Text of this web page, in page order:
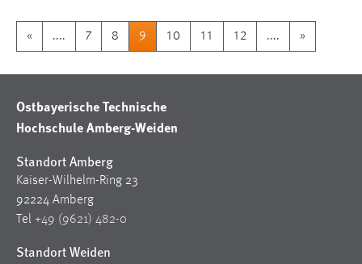
« .... 7 8 9 10 11 12 .... »
Ostbayerische Technische
Hochschule Amberg-Weiden
Standort Amberg
Kaiser-Wilhelm-Ring 23
92224 Amberg
Tel +49 (9621) 482-0
Standort Weiden